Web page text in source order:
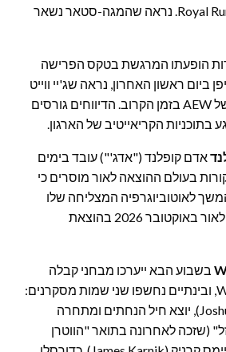
לטובת אירוע ה-Royal Rumble. נראה שהמגה-סטאר נשאר
הופעתו המרגשת בטקס הפרישה
ביום ראשון האחרון, נראה שג'יי ווייט
לא צפוי לחזור לזירה של AEW בזמן הקרוב. הדיווחים גורסים
בתוכניות הקריאייטיב של הארגון.
אדם קופלנד ("אדג'") עובד בימים
בעולם ההוצאה לאור מוסרים כי
לאוטוביוגרפיה המצליחה שלו
מ-2004, עתיד לצאת לאור באוקטובר 2026 בהוצאת
בשבוע הבא ייערכו מבחני קבלה
(Tryouts) של ה-WWE, ובינתיים נחשפו שני שמות מסקרנים:
ג'ושוע הילן (Joshua Hillen), יוצא חיל הנחתים ומתחרה
(שזכה לאחרונה בתואר "הווטרן